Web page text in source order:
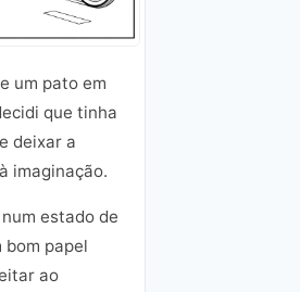
um pato em
que tinha
deixar a
imaginação.
estado de
bom papel
ao